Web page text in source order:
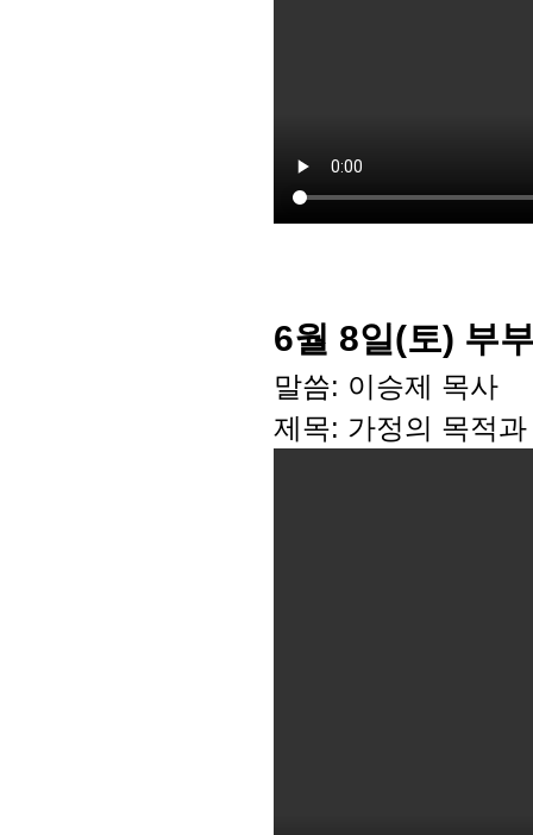
6월 8일(토) 부
말씀: 이승제 목사
제목: 가정의 목적